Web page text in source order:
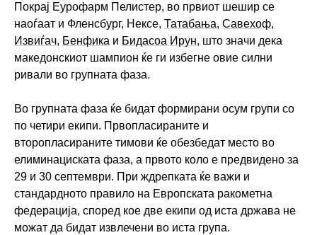
Покрај Еурофарм Пелистер, во првиот шешир се
наоѓаат и Фленсбург, Нексе, Татабања, Савехоф,
Извиѓач, Бенфика и Бидасоа Ирун, што значи дека
македонскиот шампион ќе ги избегне овие силни
ривали во групната фаза.
Во групната фаза ќе бидат формирани осум групи со
по четири екипи. Првопласираните и
второпласираните тимови ќе обезбедат место во
елиминациската фаза, а првото коло е предвидено за
29 и 30 септември. При ждрепката ќе важи и
стандардното правило на Европската ракометна
федерација, според кое две екипи од иста држава не
можат да бидат извлечени во иста група.